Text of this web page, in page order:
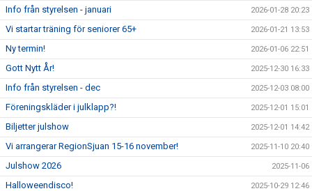
Info från styrelsen - januari 2026-01-28 20:23
Vi startar träning för seniorer 65+ 2026-01-21 13:53
Ny termin! 2026-01-06 22:51
Gott Nytt År! 2025-12-30 16:33
Info från styrelsen - dec 2025-12-03 08:00
Föreningskläder i julklapp?! 2025-12-01 15:01
Biljetter julshow 2025-12-01 14:42
Vi arrangerar RegionSjuan 15-16 november! 2025-11-10 20:40
Julshow 2026 2025-11-06
Halloweendisco! 2025-10-29 12:46